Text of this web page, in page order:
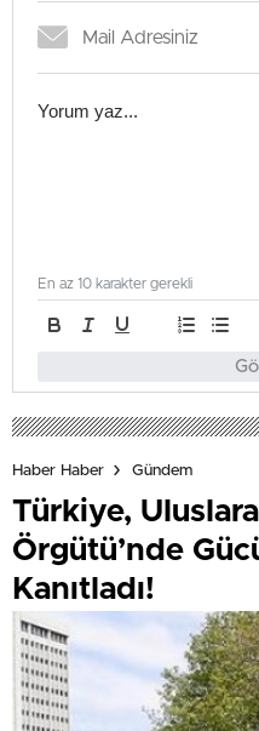
En az 10 karakter gerekli
Haber Haber Gündem
Türkiye,
Örgütü’nde
Kanıtladı!